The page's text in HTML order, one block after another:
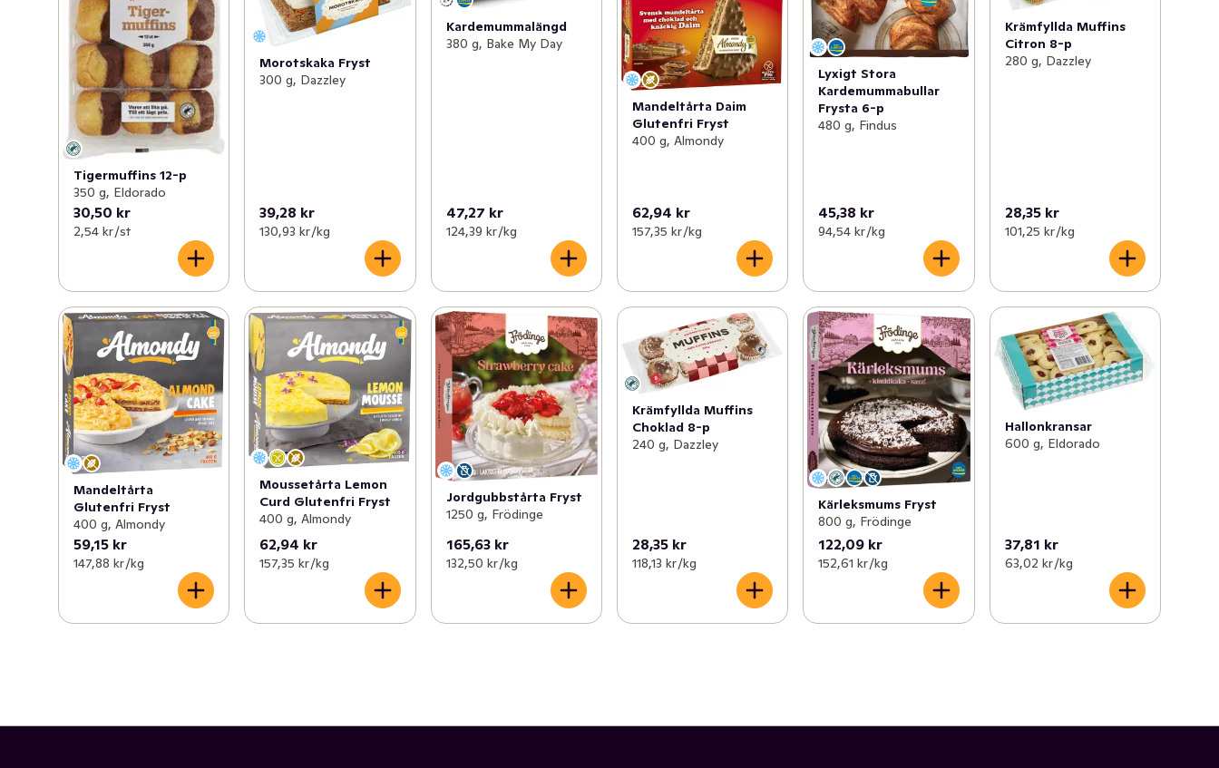
Tigermuffins 12-p
350 g, Eldorado
30,50 kr
2,54 kr /st
Morotskaka Fryst
300 g, Dazzley
39,28 kr
130,93 kr /kg
Kardemummalängd
380 g, Bake My Day
47,27 kr
124,39 kr /kg
Mandeltårta Daim
Glutenfri Fryst
400 g, Almondy
62,94 kr
157,35 kr /kg
Lyxigt Stora
Kardemummabullar
Frysta 6-p
480 g, Findus
45,38 kr
94,54 kr /kg
Krämfyllda Muffins
Citron 8-p
280 g, Dazzley
28,35 kr
101,25 kr /kg
Mandeltårta
Glutenfri Fryst
400 g, Almondy
59,15 kr
147,88 kr /kg
Moussetårta Lemon
Curd Glutenfri Fryst
400 g, Almondy
62,94 kr
157,35 kr /kg
Jordgubbstårta Fryst
1250 g, Frödinge
165,63 kr
132,50 kr /kg
Krämfyllda Muffins
Choklad 8-p
240 g, Dazzley
28,35 kr
118,13 kr /kg
Kärleksmums Fryst
800 g, Frödinge
122,09 kr
152,61 kr /kg
Hallonkransar
600 g, Eldorado
37,81 kr
63,02 kr /kg